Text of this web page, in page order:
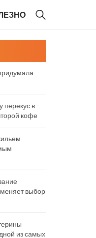
перекус в
кофе
меняет выбор
из самых